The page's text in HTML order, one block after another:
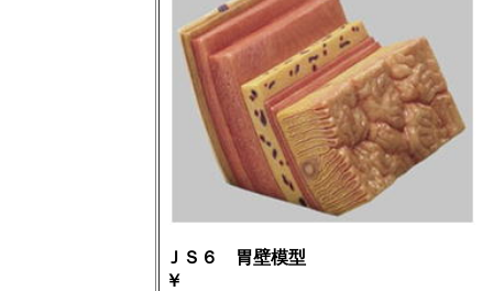
ＪＳ６ 胃壁模型
￥